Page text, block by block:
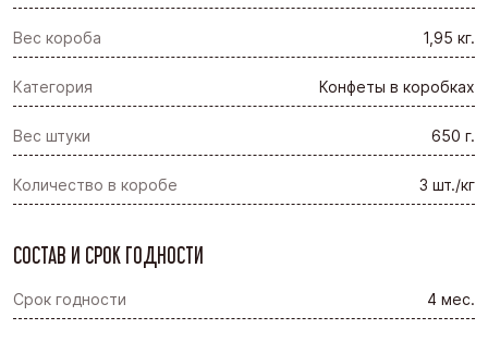
Вес короба 1,95 кг.
Категория Конфеты в коробках
Вес штуки 650 г.
Количество в коробе 3 шт./кг
СОСТАВ И СРОК ГОДНОСТИ
Срок годности 4 мес.